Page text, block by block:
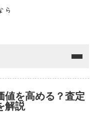
メニ
値を高める？査定
解説